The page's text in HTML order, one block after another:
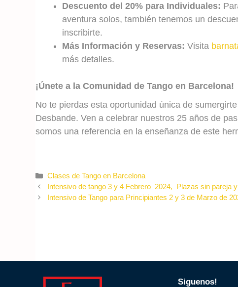
Descuento del 20% para Individuales:
aventura solos, también tenemos un
inscribirte.
Más Información y Reservas: Visita
más detalles.
¡Únete a la Comunidad de Tango en Barcelona!
No te pierdas esta oportunidad única de
Desbande. Ven a celebrar nuestros 25 años de
somos una referencia en la enseñanza de este
Categories
Clases de Tango en Barcelona
Intensivo de tango 3 y 4 Febrero 2024, Plazas sin pareja
Intensivo de Tango para Principiantes 2 y 3 de Marzo de
Siguenos!